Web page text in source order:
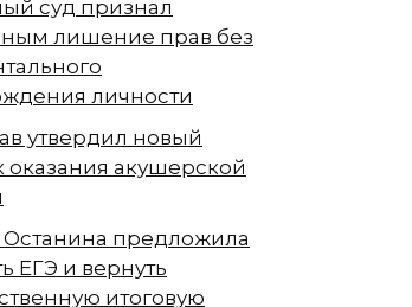
суд признал
лишение прав без
личности
утвердил новый
оказания акушерской
Останина предложила
ЕГЭ и вернуть
итоговую